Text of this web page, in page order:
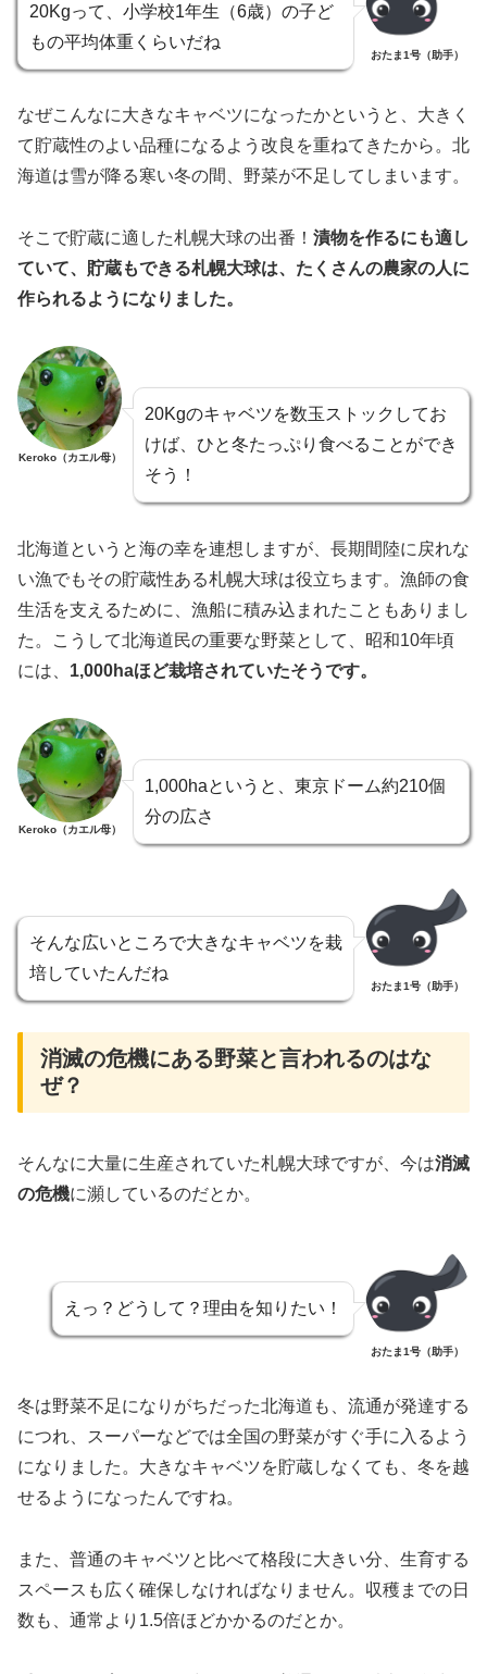
20Kgって、小学校1年生（6歳）の子ど
もの平均体重くらいだね
おたま1号（助手）
なぜこんなに大きなキャベツになったかというと、大きく
て貯蔵性のよい品種になるよう改良を重ねてきたから。北
海道は雪が降る寒い冬の間、野菜が不足してしまいます。
そこで貯蔵に適した札幌大球の出番！ 漬物を作るにも適し
ていて、貯蔵もできる札幌大球は、たくさんの農家の人に
作られるようになりました。
Keroko（カエル母）
20Kgのキャベツを数玉ストックしてお
けば、ひと冬たっぷり食べることができ
そう！
北海道というと海の幸を連想しますが、長期間陸に戻れな
い漁でもその貯蔵性ある札幌大球は役立ちます。漁師の食
生活を支えるために、漁船に積み込まれたこともありまし
た。こうして北海道民の重要な野菜として、昭和10年頃
には、 1,000haほど栽培されていたそうです。
Keroko（カエル母）
1,000haというと、東京ドーム約210個
分の広さ
そんな広いところで大きなキャベツを栽
培していたんだね
おたま1号（助手）
消滅の危機にある野菜と言われるのはな
ぜ？
そんなに大量に生産されていた札幌大球ですが、今は消滅
の危機に瀕しているのだとか。
えっ？どうして？理由を知りたい！
おたま1号（助手）
冬は野菜不足になりがちだった北海道も、流通が発達する
につれ、スーパーなどでは全国の野菜がすぐ手に入るよう
になりました。大きなキャベツを貯蔵しなくても、冬を越
せるようになったんですね。
また、普通のキャベツと比べて格段に大きい分、生育する
スペースも広く確保しなければなりません。収穫までの日
数も、通常より1.5倍ほどかかるのだとか。